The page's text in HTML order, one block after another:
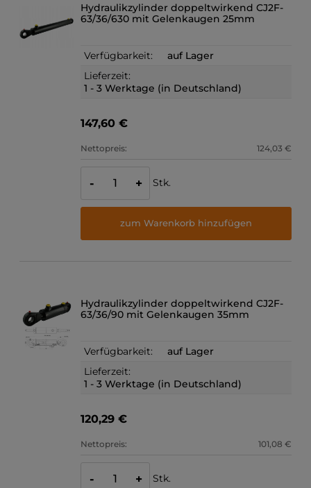
Hydraulikzylinder doppeltwirkend CJ2F-
63/36/630 mit Gelenkaugen 25mm
Verfügbarkeit:
auf Lager
Lieferzeit:
1 - 3 Werktage (in Deutschland)
147,60 €
Nettopreis: 124,03 €
- + Stk.
zum Warenkorb hinzufügen
Hydraulikzylinder doppeltwirkend CJ2F-
63/36/90 mit Gelenkaugen 35mm
Verfügbarkeit:
auf Lager
Lieferzeit:
1 - 3 Werktage (in Deutschland)
120,29 €
Nettopreis: 101,08 €
- + Stk.